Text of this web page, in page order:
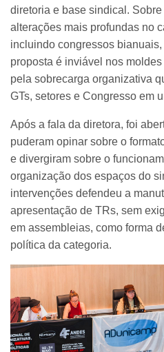
diretoria e base sindical.
alterações mais profundas no
incluindo congressos
proposta é inviável nos
pela sobrecarga organizativa
GTs, setores e Congresso em
Após a fala da diretora, foi
puderam opinar sobre o
e divergiram sobre o
organização dos espaços do
intervenções defendeu a
apresentação de TRs, sem
em assembleias, como forma
política da categoria.